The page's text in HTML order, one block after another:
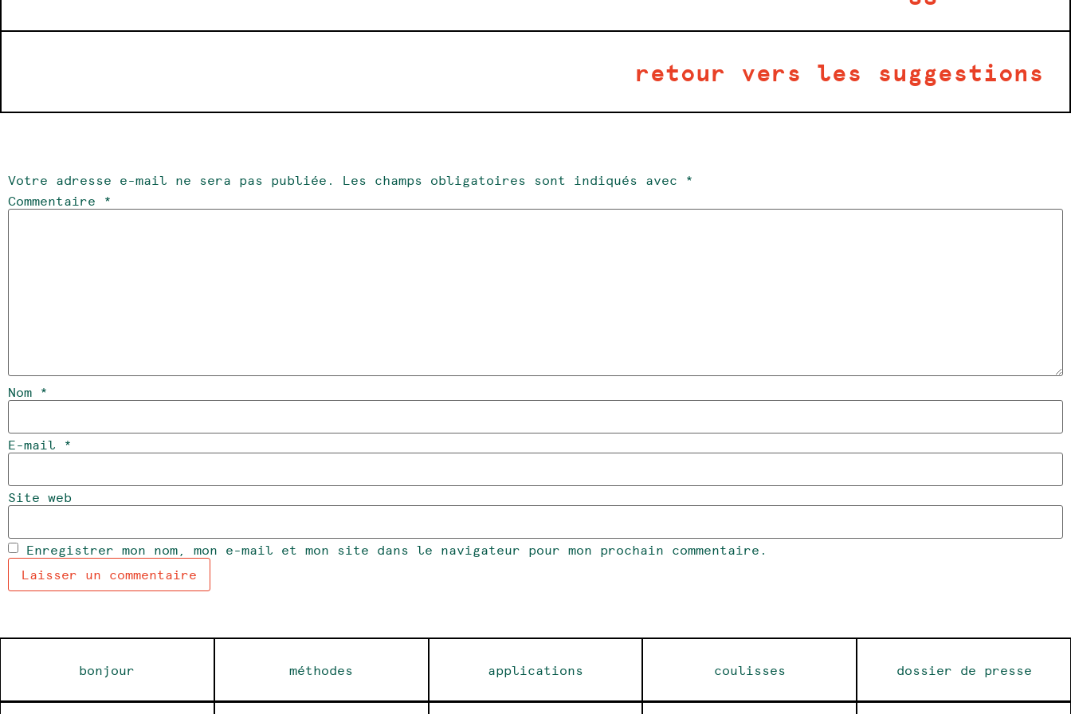
retour vers les suggestions
Votre adresse e-mail ne sera pas publiée. Les champs obligatoires sont indiqués avec *
Commentaire *
Nom *
E-mail *
Site web
Enregistrer mon nom, mon e-mail et mon site dans le navigateur pour mon prochain commentaire.
bonjour méthodes applications coulisses dossier de presse